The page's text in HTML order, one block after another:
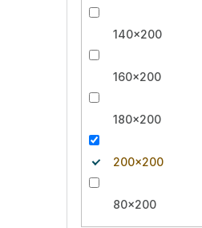
140x200
160x200
180x200
200x200
80x200